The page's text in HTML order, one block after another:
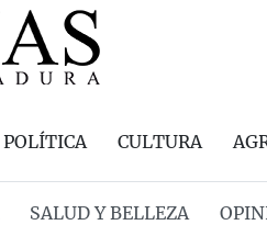
POLÍTICA CULTURA
SALUD Y BELLEZA